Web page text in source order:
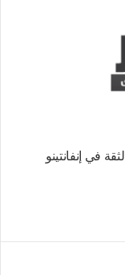
في إنفانتينو